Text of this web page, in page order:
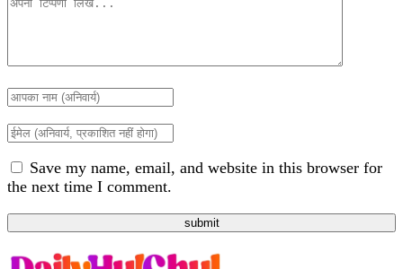
Save my name, email, and website in this browser for
the next time I comment.
submit